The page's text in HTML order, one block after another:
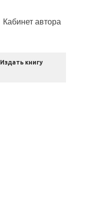
Кабинет автора
Издать книгу